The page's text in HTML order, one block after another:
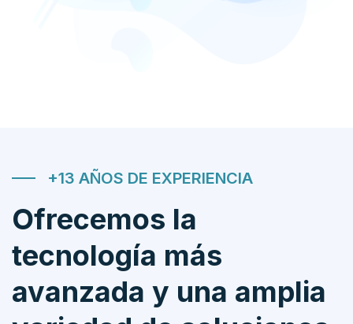
+13 AÑOS DE EXPERIENCIA
Ofrecemos la
tecnología más
avanzada y una amplia